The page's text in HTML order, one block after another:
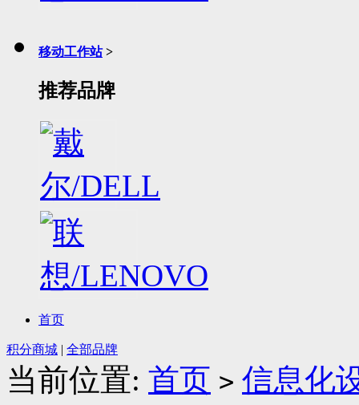
移动工作站 >
推荐品牌
首页
积分商城 | 全部品牌
当前位置: 首页 > 信息化